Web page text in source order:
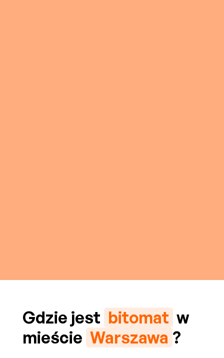
Gdzie jest bitomat w
mieście Warszawa ?